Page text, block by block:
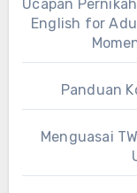
Ucapan
English for
Panduan
Menguasai